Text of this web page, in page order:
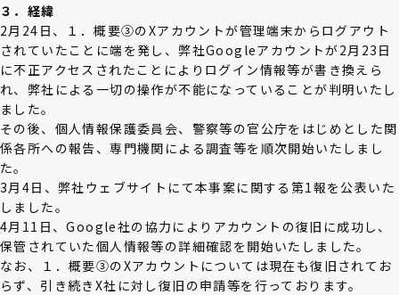
３．経緯
2月24日、１．概要③のXアカウントが管理端末からログアウト
されていたことに端を発し、弊社Googleアカウントが2月23日
に不正アクセスされたことによりログイン情報等が書き換えら
れ、弊社による一切の操作が不能になっていることが判明いたし
ました。
その後、個人情報保護委員会、警察等の官公庁をはじめとした関
係各所への報告、専門機関による調査等を順次開始いたしまし
た。
3月4日、弊社ウェブサイトにて本事案に関する第1報を公表いた
しました。
4月11日、Google社の協力によりアカウントの復旧に成功し、
保管されていた個人情報等の詳細確認を開始いたしました。
なお、１．概要③のXアカウントについては現在も復旧されてお
らず、引き続きX社に対し復旧の申請等を行っております。